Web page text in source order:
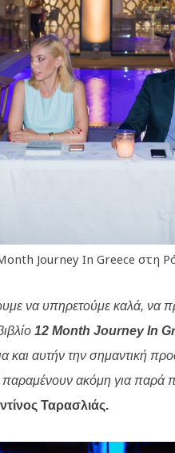
Journey In Greece στη
να υπηρετούμε καλά, να
12 Month Journey In
και αυτήν την σημαντική
παραμένουν ακόμη για
Ταρασλιάς.